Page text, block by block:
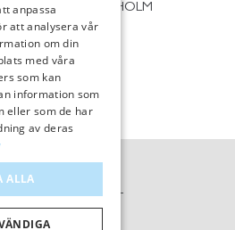
17, 112 66 STOCKHOLM
- 656 82 00
& Co AB
levereras av Kust IT
|
anpassa
att analysera vår
om din
med våra
som kan
information som
eller som de har
av deras
ALLA